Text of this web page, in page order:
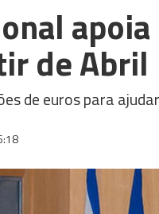
de Abril
de euros para